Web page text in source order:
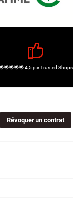
4,5 par Trusted Shops
Révoquer un contrat